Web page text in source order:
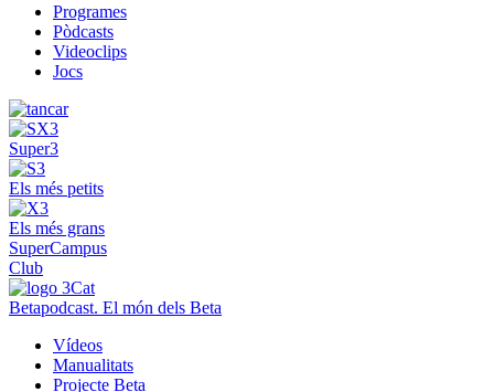
Programes
Pòdcasts
Videoclips
Jocs
Super3
Els més petits
Els més grans
SuperCampus
Club
Betapodcast. El món dels Beta
Vídeos
Manualitats
Projecte Beta